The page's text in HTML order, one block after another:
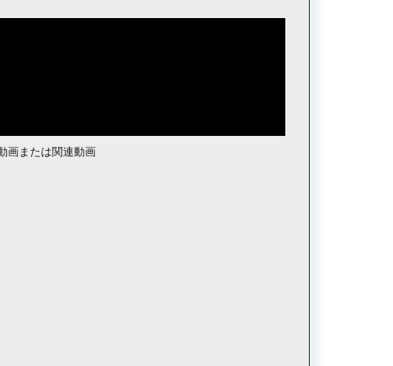
画または関連動画